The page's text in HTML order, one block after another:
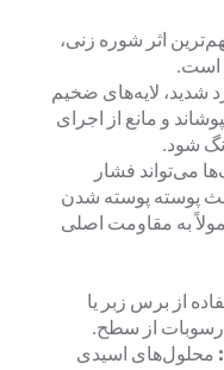
اثر شوره زنی،
است.
شدید، لایه‌های ضخیم
و مانع از اجرای
شود.
می‌تواند فشار
پوسته پوسته شدن
به مقاومت اصلی
از برس زبر یا
رسوبات از سطح.
محلول‌های اسیدی